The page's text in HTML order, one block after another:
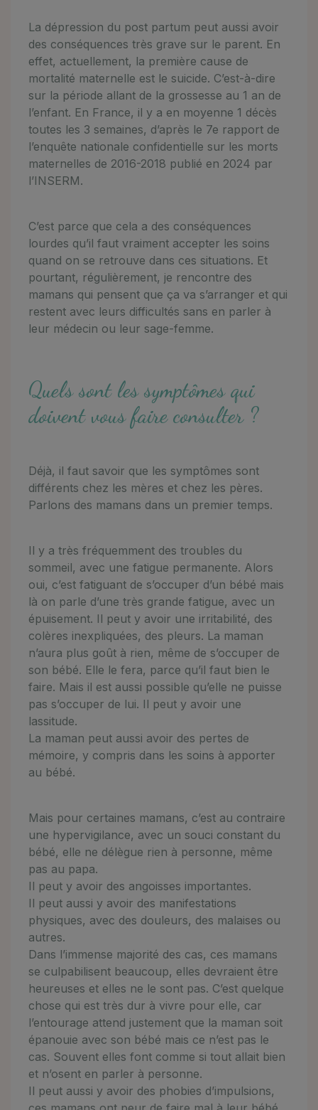
La dépression du post partum peut aussi avoir
des conséquences très grave sur le parent. En
effet, actuellement, la première cause de
mortalité maternelle est le suicide. C’est-à-dire
sur la période allant de la grossesse au 1 an de
l’enfant. En France, il y a en moyenne 1 décès
toutes les 3 semaines, d’après le 7e rapport de
l’enquête nationale confidentielle sur les morts
maternelles de 2016-2018 publié en 2024 par
l’INSERM.
C’est parce que cela a des conséquences
lourdes qu’il faut vraiment accepter les soins
quand on se retrouve dans ces situations. Et
pourtant, régulièrement, je rencontre des
mamans qui pensent que ça va s’arranger et qui
restent avec leurs difficultés sans en parler à
leur médecin ou leur sage-femme.
Quels sont les symptômes qui
doivent vous faire consulter ?
Déjà, il faut savoir que les symptômes sont
différents chez les mères et chez les pères.
Parlons des mamans dans un premier temps.
Il y a très fréquemment des troubles du
sommeil, avec une fatigue permanente. Alors
oui, c’est fatiguant de s’occuper d’un bébé mais
là on parle d’une très grande fatigue, avec un
épuisement. Il peut y avoir une irritabilité, des
colères inexpliquées, des pleurs. La maman
n’aura plus goût à rien, même de s’occuper de
son bébé. Elle le fera, parce qu’il faut bien le
faire. Mais il est aussi possible qu’elle ne puisse
pas s’occuper de lui. Il peut y avoir une
lassitude.
La maman peut aussi avoir des pertes de
mémoire, y compris dans les soins à apporter
au bébé.
Mais pour certaines mamans, c’est au contraire
une hypervigilance, avec un souci constant du
bébé, elle ne délègue rien à personne, même
pas au papa.
Il peut y avoir des angoisses importantes.
Il peut aussi y avoir des manifestations
physiques, avec des douleurs, des malaises ou
autres.
Dans l’immense majorité des cas, ces mamans
se culpabilisent beaucoup, elles devraient être
heureuses et elles ne le sont pas. C’est quelque
chose qui est très dur à vivre pour elle, car
l’entourage attend justement que la maman soit
épanouie avec son bébé mais ce n’est pas le
cas. Souvent elles font comme si tout allait bien
et n’osent en parler à personne.
Il peut aussi y avoir des phobies d’impulsions,